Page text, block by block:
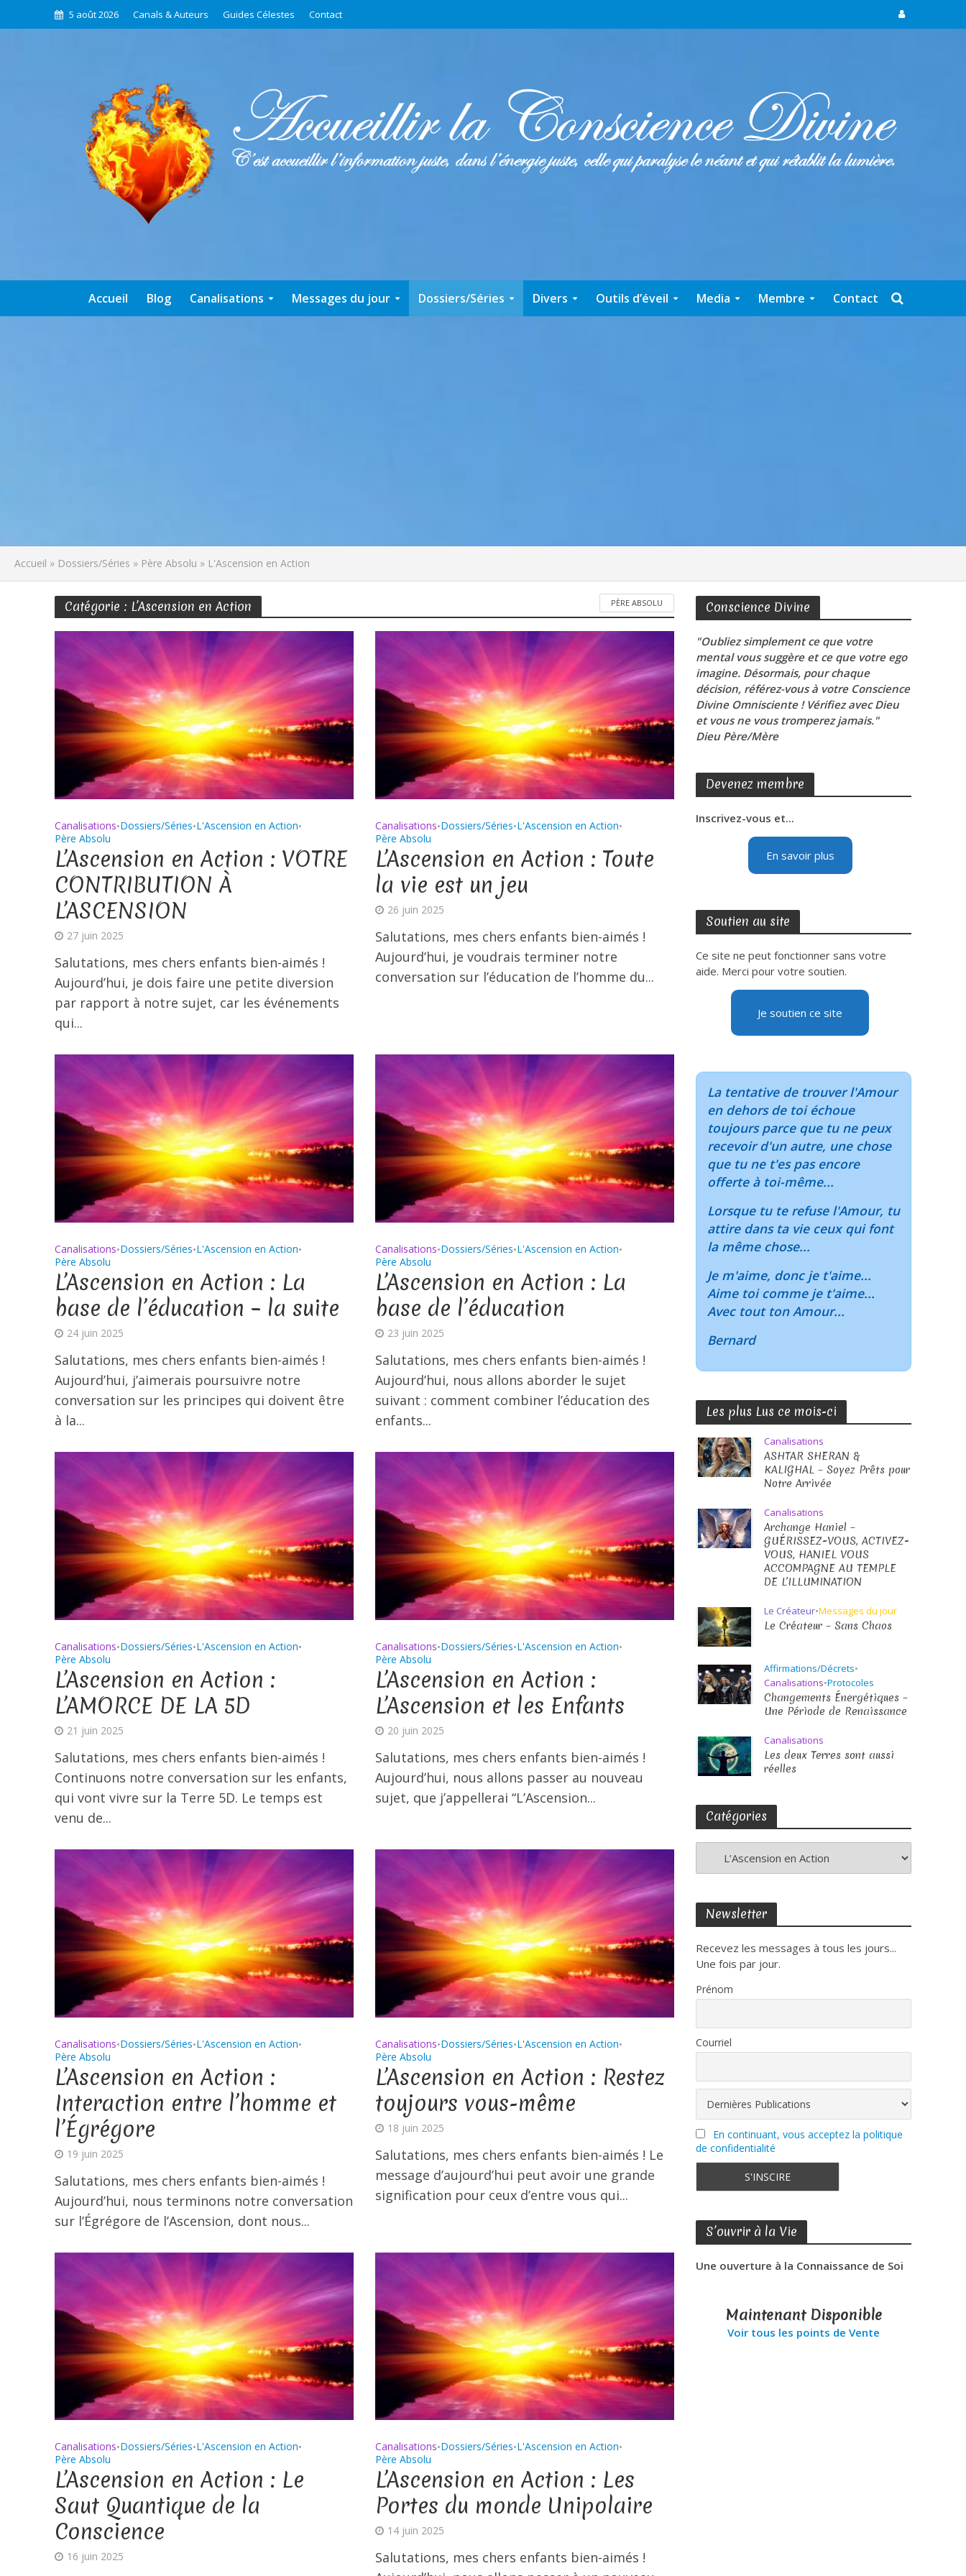
5 août 2026 Canals & Auteurs Guides Célestes Contact
Accueil Blog Canalisations Messages du jour Dossiers/Séries Divers Outils d’éveil Media Membre Contact
Accueil » Dossiers/Séries » Père Absolu » L'Ascension en Action
Catégorie : L’Ascension en Action PÈRE ABSOLU
Canalisations•Dossiers/Séries•L'Ascension en Action•
Père Absolu
L’Ascension en Action : VOTRE
CONTRIBUTION À
L’ASCENSION
27 juin 2025
Salutations, mes chers enfants bien-aimés !
Aujourd’hui, je dois faire une petite diversion
par rapport à notre sujet, car les événements
qui...
Canalisations•Dossiers/Séries•L'Ascension en Action•
Père Absolu
L’Ascension en Action : Toute
la vie est un jeu
26 juin 2025
Salutations, mes chers enfants bien-aimés !
Aujourd’hui, je voudrais terminer notre
conversation sur l’éducation de l’homme du...
Canalisations•Dossiers/Séries•L'Ascension en Action•
Père Absolu
L’Ascension en Action : La
base de l’éducation – la suite
24 juin 2025
Salutations, mes chers enfants bien-aimés !
Aujourd’hui, j’aimerais poursuivre notre
conversation sur les principes qui doivent être
à la...
Canalisations•Dossiers/Séries•L'Ascension en Action•
Père Absolu
L’Ascension en Action : La
base de l’éducation
23 juin 2025
Salutations, mes chers enfants bien-aimés !
Aujourd’hui, nous allons aborder le sujet
suivant : comment combiner l’éducation des
enfants...
Canalisations•Dossiers/Séries•L'Ascension en Action•
Père Absolu
L’Ascension en Action :
L’AMORCE DE LA 5D
21 juin 2025
Salutations, mes chers enfants bien-aimés !
Continuons notre conversation sur les enfants,
qui vont vivre sur la Terre 5D. Le temps est
venu de...
Canalisations•Dossiers/Séries•L'Ascension en Action•
Père Absolu
L’Ascension en Action :
L’Ascension et les Enfants
20 juin 2025
Salutations, mes chers enfants bien-aimés !
Aujourd’hui, nous allons passer au nouveau
sujet, que j’appellerai “L’Ascension...
Canalisations•Dossiers/Séries•L'Ascension en Action•
Père Absolu
L’Ascension en Action :
Interaction entre l’homme et
l’Égrégore
19 juin 2025
Salutations, mes chers enfants bien-aimés !
Aujourd’hui, nous terminons notre conversation
sur l’Égrégore de l’Ascension, dont nous...
Canalisations•Dossiers/Séries•L'Ascension en Action•
Père Absolu
L’Ascension en Action : Restez
toujours vous-même
18 juin 2025
Salutations, mes chers enfants bien-aimés ! Le
message d’aujourd’hui peut avoir une grande
signification pour ceux d’entre vous qui...
Canalisations•Dossiers/Séries•L'Ascension en Action•
Père Absolu
L’Ascension en Action : Le
Saut Quantique de la
Conscience
16 juin 2025
Canalisations•Dossiers/Séries•L'Ascension en Action•
Père Absolu
L’Ascension en Action : Les
Portes du monde Unipolaire
14 juin 2025
Salutations, mes chers enfants bien-aimés !
Conscience Divine
"Oubliez simplement ce que votre
mental vous suggère et ce que votre ego
imagine. Désormais, pour chaque
décision, référez-vous à votre Conscience
Divine Omnisciente ! Vérifiez avec Dieu
et vous ne vous tromperez jamais."
Dieu Père/Mère
Devenez membre
Inscrivez-vous et...
En savoir plus
Soutien au site
Ce site ne peut fonctionner sans votre
aide. Merci pour votre soutien.
Je soutien ce site
La tentative de trouver l'Amour
en dehors de toi échoue
toujours parce que tu ne peux
recevoir d'un autre, une chose
que tu ne t'es pas encore
offerte à toi-même...
Lorsque tu te refuse l'Amour, tu
attire dans ta vie ceux qui font
la même chose...
Je m'aime, donc je t'aime...
Aime toi comme je t'aime...
Avec tout ton Amour...
Bernard
Les plus Lus ce mois-ci
Canalisations
ASHTAR SHERAN &
KALIGHAL – Soyez Prêts pour
Notre Arrivée
Canalisations
Archange Haniel –
GUÉRISSEZ-VOUS, ACTIVEZ-
VOUS, HANIEL VOUS
ACCOMPAGNE AU TEMPLE
DE L’ILLUMINATION
Le Créateur•Messages du jour
Le Créateur – Sans Chaos
Affirmations/Décrets•
Canalisations•Protocoles
Changements Énergétiques –
Une Période de Renaissance
Canalisations
Les deux Terres sont aussi
réelles
Catégories
Newsletter
Recevez les messages à tous les jours...
Une fois par jour.
Prénom
Courriel
En continuant, vous acceptez la politique
de confidentialité
S’ouvrir à la Vie
Une ouverture à la Connaissance de Soi
Maintenant Disponible
Voir tous les points de Vente